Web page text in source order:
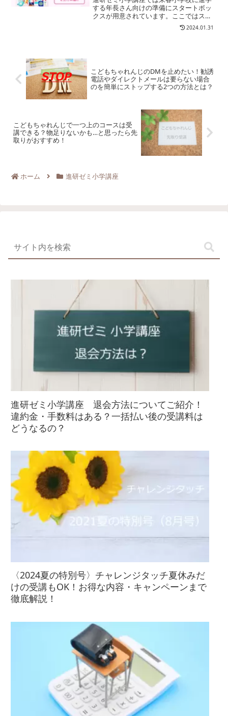
する年長さん向けの準備にスタートボッ
クスが用意されています。ここではスタ
ーとボックスの詳しい内容や費用、受講
方法など、入学準備に備える新１年生進
2024.01.31
こどもちゃれんじのDMを止めたい！勧誘
電話やダイレクトメールは要らない場合
のを簡単にストップする2つの方法とは？
こどもちゃれんじで一つ上のコースは受
講できる？物足りないかも…と思ったら先
取りがおすすめ！
ホーム 進研ゼミ小学講座
進研ゼミ小学講座 退会方法についてご紹介！
違約金・手数料はある？一括払い後の受講料は
どうなるの？
〈2024夏の特別号〉チャレンジタッチ夏休みだ
けの受講もOK！お得な内容・キャンペーンまで
徹底解説！